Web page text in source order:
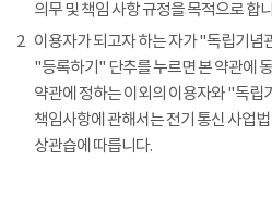
의무 및 책임 사항 규정을 목적으로 합
2 이용자가 되고자 하는 자가 "독립기념
"등록하기" 단추를 누르면 본 약관에
약관에 정하는 이외의 이용자와 "독립
책임사항에 관해서는 전기 통신 사업
상관습에 따릅니다.